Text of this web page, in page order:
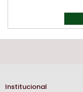
Institucional